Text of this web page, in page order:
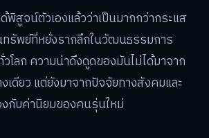
พิสูจน์ตัวเองแล้วว่าเป็นมากกว่ากระแส
รัพย์ที่หยั่งรากลึกในวัฒนธรรมการ
โลก ความน่าดึงดูดของมันไม่ได้มาจาก
งเดียว แต่ยังมาจากปัจจัยทางสังคมและ
กับค่านิยมของคนรุ่นใหม่